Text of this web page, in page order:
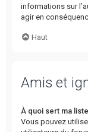
informations sur
agir en
Haut
Amis et
À quoi sert ma
Vous pouvez